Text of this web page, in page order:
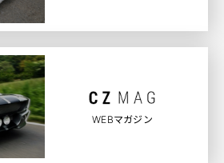
WEBマガジン